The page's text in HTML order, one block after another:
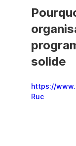
solide
https://
Ruc